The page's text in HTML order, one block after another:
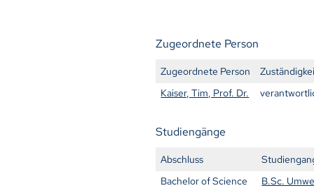
Zugeordnete Person
Zugeordnete Person
Kaiser, Tim, Prof. Dr.
Studiengänge
Abschluss
Bachelor of Science
B.Sc.